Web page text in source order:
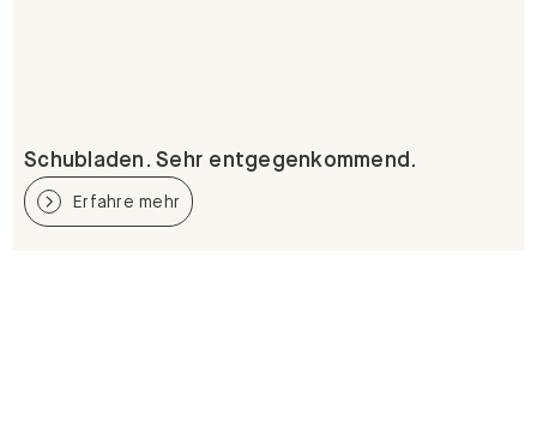
Schubladen. Sehr entgegenkommend.
Erfahre mehr